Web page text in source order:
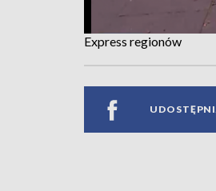
Express regionów